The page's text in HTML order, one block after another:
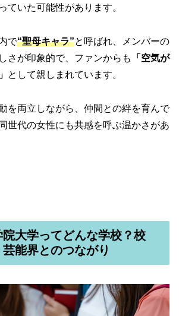
ていた可能性があります。
で“聖母キャラ”と呼ばれ、メンバーの
さが印象的で、ファンからも
「空気が
として親しまれています。
を両立しながら、仲間との絆を育んで
世代の女性にも共感を呼ぶ温かさがあ
大学ってどんな学校？校
能界とのつながり